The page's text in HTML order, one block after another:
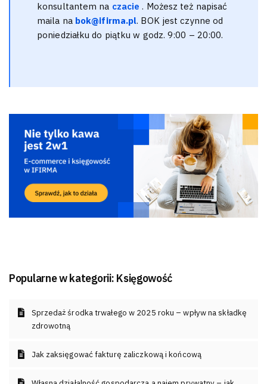
konsultantem na czacie. Możesz też napisać
maila na bok@ifirma.pl. BOK jest czynne od
poniedziałku do piątku w godz. 9:00 – 20:00.
Popularne w kategorii: Księgowość
Sprzedaż środka trwałego w 2025 roku – wpływ na składkę
zdrowotną
Jak zaksięgować fakturę zaliczkową i końcową